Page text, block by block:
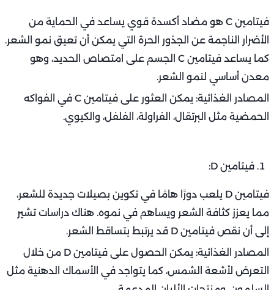
فيتامين C هو مضاد أكسدة قوي يساعد في الحماية من
الأضرار الناجمة عن الجذور الحرة التي يمكن أن تعيق نمو الشعر.
كما يساعد فيتامين C الجسم على امتصاص الحديد، وهو
معدن أساسي لنمو الشعر.
المصادر الغذائية: يمكن العثور على فيتامين C في الفواكه
الحمضية مثل البرتقال، الفراولة، الفلفل، والكيوي.
فيتامين D:
فيتامين D يلعب دورًا هامًا في تكوين بصيلات جديدة للشعر،
مما يعزز كثافة الشعر ويساهم في نموه. هناك دراسات تشير
إلى أن نقص فيتامين D قد يرتبط بتساقط الشعر.
المصادر الغذائية: يمكن الحصول على فيتامين D من خلال
التعرض لأشعة الشمس، كما يتواجد في الأسماك الدهنية مثل